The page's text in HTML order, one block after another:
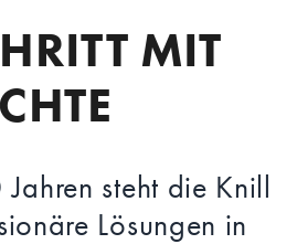
MIT
steht die Knill
Lösungen in